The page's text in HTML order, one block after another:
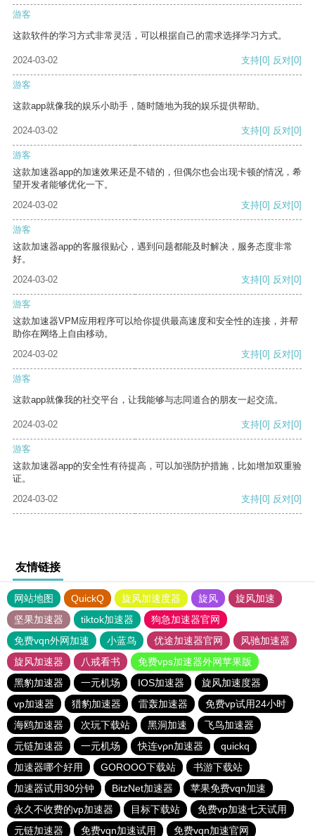
游客
这款软件的学习方式非常灵活，可以根据自己的需求选择学习方式。
2024-03-02 支持[0] 反对[0]
游客
这款app就像我的娱乐小助手，随时随地为我的娱乐提供帮助。
2024-03-02 支持[0] 反对[0]
游客
这款加速器app的加速效果还是不错的，但偶尔也会出现卡顿的情况，希
望开发者能够优化一下。
2024-03-02
支持[0] 反对[0]
游客
这款加速器app的客服很贴心，遇到问题都能及时解决，服务态度非常
好。
2024-03-02
支持[0] 反对[0]
游客
这款加速器VPM应用程序可以给你提供最高速度和安全性的连接，并帮
助你在网络上自由移动。
2024-03-02
支持[0] 反对[0]
游客
这款app就像我的社交平台，让我能够与志同道合的朋友一起交流。
2024-03-02 支持[0] 反对[0]
游客
这款加速器app的安全性有待提高，可以加强防护措施，比如增加双重验
证。
2024-03-02
支持[0] 反对[0]
友情链接
网站地图 QuickQ 旋风加速度器 旋风
旋风加速
坚果加速器
tiktok加速器
狗急加速器官网
免费vqn外网加速
小蓝鸟 优途加速器官网
风驰加速器
旋风加速器
八戒看书
免费vps加速器外网苹果版
黑豹加速器
一元机场 IOS加速器
旋风加速度器
vp加速器
猎豹加速器 雷轰加速器
免费vp试用24小时
海鸥加速器
次玩下载站 黑洞加速
飞鸟加速器
元链加速器
一元机场 快连vρn加速器
quickq
加速器哪个好用
GOROOO下载站
书游下载站
加速器试用30分钟
BitzNet加速器
苹果免费vqn加速
永久不收费的vp加速器
目标下载站
免费vp加速七天试用
元链加速器
免费vqn加速试用 免费vqn加速官网